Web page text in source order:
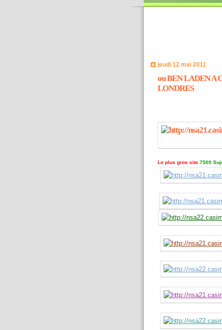
jeudi 12 mai 2011
ou BEN LADEN A
LONDRES
Le plus gros site.7500